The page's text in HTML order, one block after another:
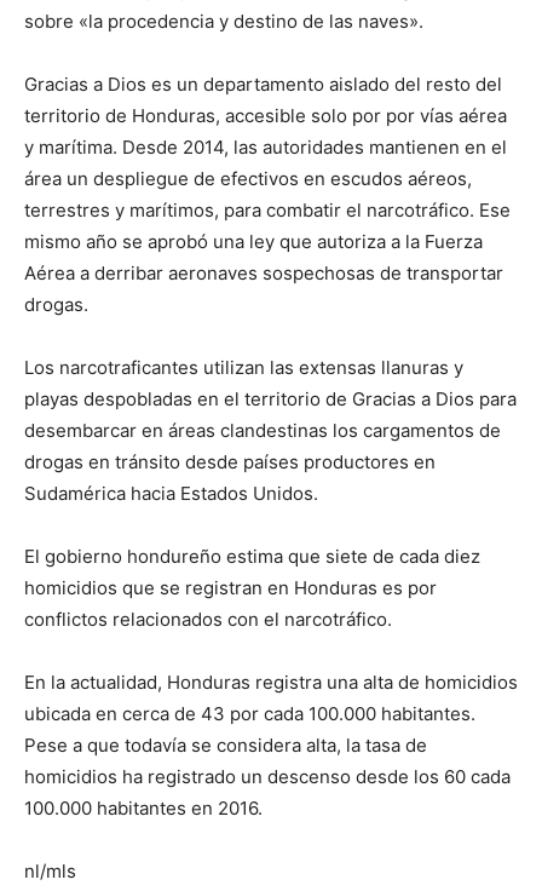
sobre «la procedencia y destino de las naves».
Gracias a Dios es un departamento aislado del resto del
territorio de Honduras, accesible solo por por vías aérea
y marítima. Desde 2014, las autoridades mantienen en el
área un despliegue de efectivos en escudos aéreos,
terrestres y marítimos, para combatir el narcotráfico. Ese
mismo año se aprobó una ley que autoriza a la Fuerza
Aérea a derribar aeronaves sospechosas de transportar
drogas.
Los narcotraficantes utilizan las extensas llanuras y
playas despobladas en el territorio de Gracias a Dios para
desembarcar en áreas clandestinas los cargamentos de
drogas en tránsito desde países productores en
Sudamérica hacia Estados Unidos.
El gobierno hondureño estima que siete de cada diez
homicidios que se registran en Honduras es por
conflictos relacionados con el narcotráfico.
En la actualidad, Honduras registra una alta de homicidios
ubicada en cerca de 43 por cada 100.000 habitantes.
Pese a que todavía se considera alta, la tasa de
homicidios ha registrado un descenso desde los 60 cada
100.000 habitantes en 2016.
nl/mls